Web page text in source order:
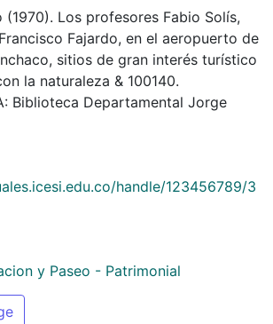
(1970). Los profesores Fabio Solís,
Fajardo, en el aeropuerto de
sitios de gran interés turístico
la naturaleza & 100140.
Biblioteca Departamental Jorge
handle/123456789/3
y Paseo - Patrimonial